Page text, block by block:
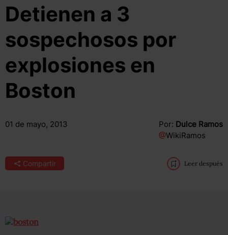
Detienen a 3
sospechosos por
explosiones en
Boston
01 de mayo, 2013 Por: Dulce Ramos
@WikiRamos
Compartir Leer después